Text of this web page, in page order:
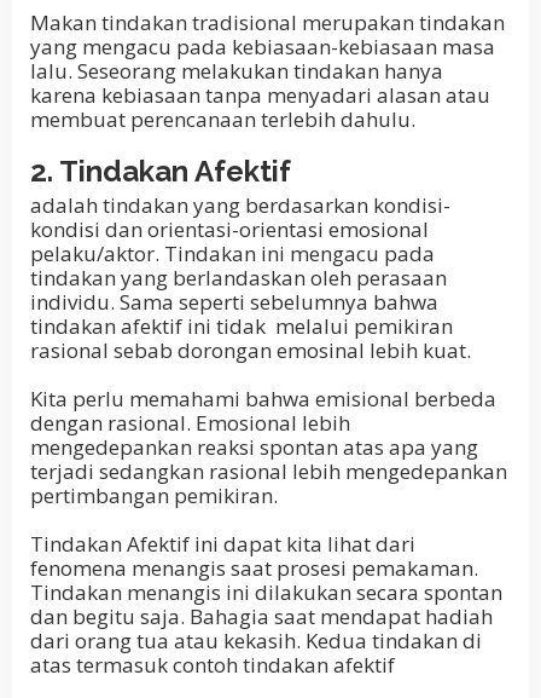
Makan tindakan tradisional merupakan tindakan
yang mengacu pada kebiasaan-kebiasaan masa
lalu. Seseorang melakukan tindakan hanya
karena kebiasaan tanpa menyadari alasan atau
membuat perencanaan terlebih dahulu.
2. Tindakan Afektif
adalah tindakan yang berdasarkan kondisi-
kondisi dan orientasi-orientasi emosional
pelaku/aktor. Tindakan ini mengacu pada
tindakan yang berlandaskan oleh perasaan
individu. Sama seperti sebelumnya bahwa
tindakan afektif ini tidak melalui pemikiran
rasional sebab dorongan emosinal lebih kuat.
Kita perlu memahami bahwa emisional berbeda
dengan rasional. Emosional lebih
mengedepankan reaksi spontan atas apa yang
terjadi sedangkan rasional lebih mengedepankan
pertimbangan pemikiran.
Tindakan Afektif ini dapat kita lihat dari
fenomena menangis saat prosesi pemakaman.
Tindakan menangis ini dilakukan secara spontan
dan begitu saja. Bahagia saat mendapat hadiah
dari orang tua atau kekasih. Kedua tindakan di
atas termasuk contoh tindakan afektif